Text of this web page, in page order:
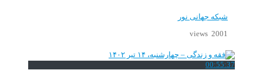
شبکه جهانی نور
2001 views
00:55:37